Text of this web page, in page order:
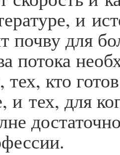
и
почву для
потока
кто
и тех, для